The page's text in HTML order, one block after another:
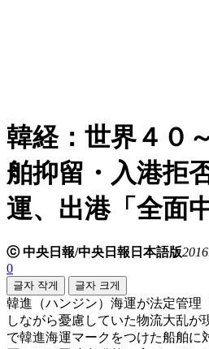
韓経：世界４０
舶抑留・入港拒
運、出港「全面
ⓒ 中央日報/中央日報日本語版
0
글자 작게 글자 크게
韓進（ハンジン）海運が法定管理
しながら憂慮していた物流大乱が
で韓進海運マークをつけた船舶に